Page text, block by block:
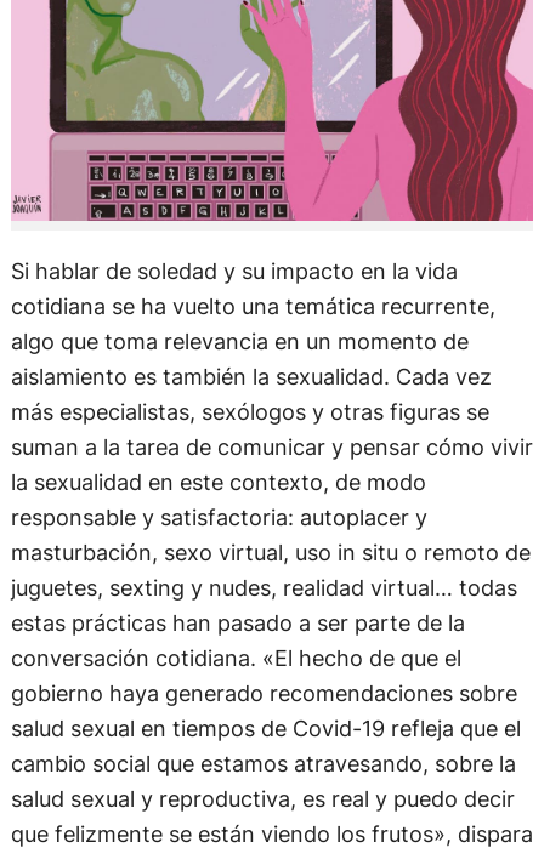
Si hablar de soledad y su impacto en la vida
cotidiana se ha vuelto una temática recurrente,
algo que toma relevancia en un momento de
aislamiento es también la sexualidad. Cada vez
más especialistas, sexólogos y otras figuras se
suman a la tarea de comunicar y pensar cómo vivir
la sexualidad en este contexto, de modo
responsable y satisfactoria: autoplacer y
masturbación, sexo virtual, uso in situ o remoto de
juguetes, sexting y nudes, realidad virtual… todas
estas prácticas han pasado a ser parte de la
conversación cotidiana. «El hecho de que el
gobierno haya generado recomendaciones sobre
salud sexual en tiempos de Covid-19 refleja que el
cambio social que estamos atravesando, sobre la
salud sexual y reproductiva, es real y puedo decir
que felizmente se están viendo los frutos», dispara